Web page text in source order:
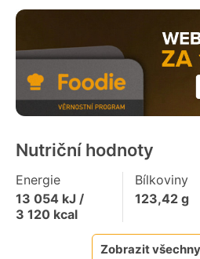
Nutriční hodnoty
Energie
13 054 kJ /
3 120 kcal
Bílkoviny
123,42g
Zobrazit